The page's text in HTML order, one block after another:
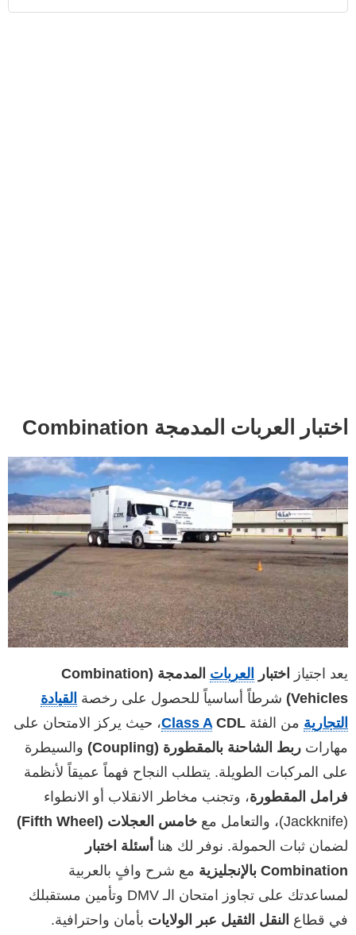
اختبار العربات المدمجة Combination
يعد اجتياز اختبار العربات
المدمجة (Combination
Vehicles) شرطاً أساسياً للحصول على رخصة القيادة
التجارية من الفئة Class A CDL
، حيث يركز الامتحان على
مهارات ربط الشاحنة بالمقطورة (Coupling)
والسيطرة
على المركبات الطويلة. يتطلب النجاح فهماً عميقاً لأنظمة
فرامل المقطورة، وتجنب مخاطر الانقلاب أو الانطواء
(Jackknife)، والتعامل مع
خامس العجلات (Fifth Wheel)
لضمان ثبات الحمولة. نوفر لك هنا أسئلة اختبار
Combination بالإنجليزية
مع شرح وافٍ بالعربية
لمساعدتك على تجاوز امتحان الـ DMV وتأمين مستقبلك
في قطاع النقل الثقيل عبر الولايات بأمان واحترافية.